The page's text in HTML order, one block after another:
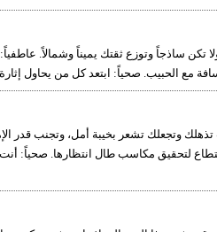
تكن ساذجاً وتوزع ثقتك يميناً وشمالاً.
مع الحبيب. صحياً: ابتعد كل من يحاول
تذهلك وتجعلك تشعر بخيبة أمل، وتجنب قدر
لتحقيق مكاسب طال انتظارها. صحياً: